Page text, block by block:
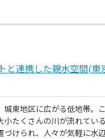
と連携した親水空間(東
城東地区に広がる低地帯。
小たくさんの川が流れてい
づけられ、人々が気軽に水